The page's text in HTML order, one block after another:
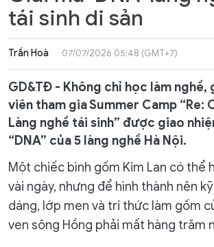
tái sinh di sản
Trần Hoà 07/07/2026 05:48 (GMT+7)
GD&TĐ - Không chỉ học làm nghề,
viên tham gia Summer Camp “Re:
Làng nghề tái sinh” được giao
“DNA” của 5 làng nghề Hà Nội.
Một chiếc bình gốm Kim Lan có thể
vài ngày, nhưng để hình thành nên
dáng, lớp men và tri thức làm gốm
ven sông Hồng phải mất hàng trăm